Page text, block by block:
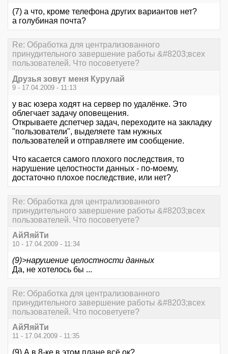
(7) а что, кроме телефона других вариантов нет?
а голубиная почта?
Re: Обработка для централизованного
принудительного завершение работы &#8203;всех
пользователей. Что посоветуете?
Друзья зовут меня Курулай
9 - 17.04.2009 - 11:13
у вас юзера ходят на сервер по удалёнке. Это
облегчает задачу оповещения.
Открываете дспетчер задач, переходите на закладку
"пользователи", выделяете там нужных
пользователей и отправляете им сообщение.
Что касается самого плохого последствия, то
нарушение целостности данных - по-моему,
достаточно плохое последствие, или нет?
Re: Обработка для централизованного
принудительного завершение работы &#8203;всех
пользователей. Что посоветуете?
АйЯяйТи
10 - 17.04.2009 - 11:34
(9)>нарушение целостности данных
Да, не хотелось бы ...
Re: Обработка для централизованного
принудительного завершение работы &#8203;всех
пользователей. Что посоветуете?
АйЯяйТи
11 - 17.04.2009 - 11:35